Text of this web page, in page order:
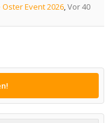
Event 2026,Vor 40